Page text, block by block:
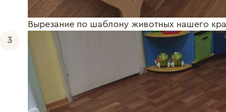
Вырезание по шаблону животных нашего
3